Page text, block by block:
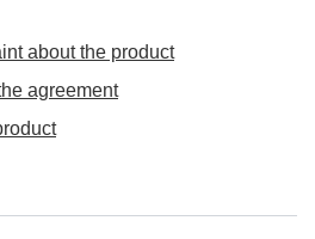
about the product
agreement